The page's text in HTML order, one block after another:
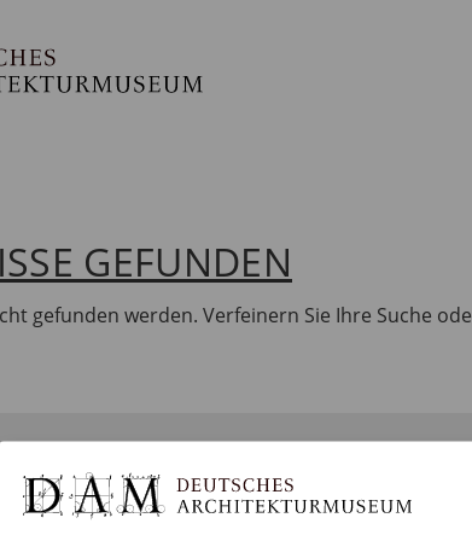
GEFUNDEN
gefunden werden. Verfeinern Sie Ihre Suche